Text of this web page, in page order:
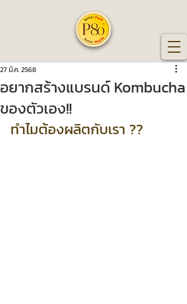
อยากสร้างแบรนด์ Kombucha
ของตัวเอง!!
27 มี.ค. 2568
ทำไมต้องผลิตกับเรา ??